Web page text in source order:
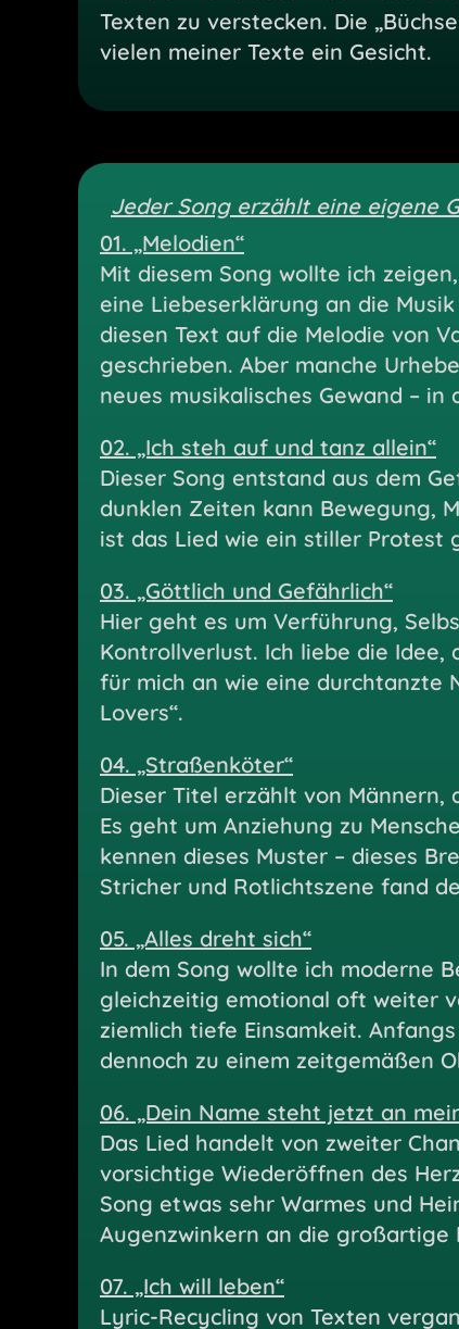
Texten zu verstecken. Die
vielen meiner Texte ein Gesicht.
Jeder Song erzählt eine eigene
01. „Melodien“
Mit diesem Song wollte ich
eine Liebeserklärung an die
diesen Text auf die Melodie von
geschrieben. Aber manche
neues musikalisches Gewand –
02. „Ich steh auf und tanz allein“
Dieser Song entstand aus dem
dunklen Zeiten kann Bewegung,
ist das Lied wie ein stiller Protest
03. „Göttlich und Gefährlich“
Hier geht es um Verführung,
Kontrollverlust. Ich liebe die Idee,
für mich an wie eine durchtanzte
Lovers“.
04. „Straßenköter“
Dieser Titel erzählt von
Es geht um Anziehung zu
kennen dieses Muster – dieses
Stricher und Rotlichtszene fand
05. „Alles dreht sich“
In dem Song wollte ich moderne
gleichzeitig emotional oft weiter
ziemlich tiefe Einsamkeit.
dennoch zu einem zeitgemäßen
06. „Dein Name steht jetzt an
Das Lied handelt von zweiter
vorsichtige Wiederöffnen des
Song etwas sehr Warmes und
Augenzwinkern an die großartige
07. „Ich will leben“
Lyric-Recycling von Texten